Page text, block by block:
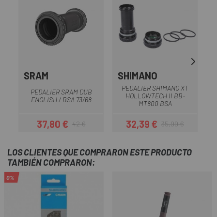
SRAM
PEDALIER SRAM DUB
ENGLISH / BSA 73/68
Precio
37,80 €Precio regular
42 €
SHIMANO
PEDALIER SHIMANO XT
HOLLOWTECH II BB-
MT800 BSA
Precio
32,39 €Precio regular
35,99 €
LOS CLIENTES QUE COMPRARON ESTE PRODUCTO
TAMBIÉN COMPRARON:
0%